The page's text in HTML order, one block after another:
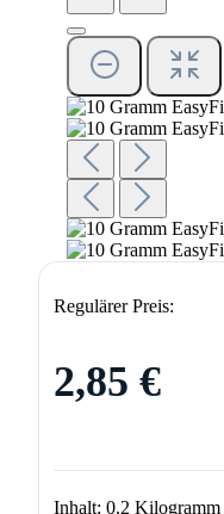
Regulärer Preis:
2,85 €
Inhalt: 0.2 Kilogramm